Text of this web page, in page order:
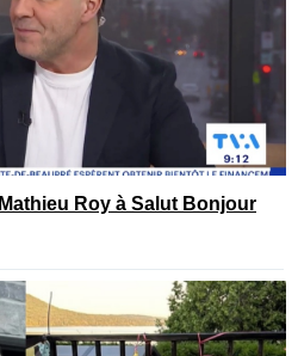
Roy à Salut Bonjour